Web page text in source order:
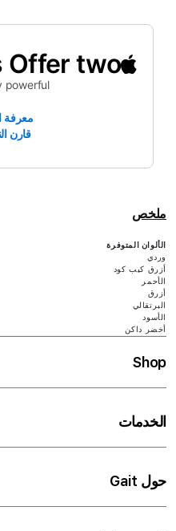
Offer two
powerful.
معرفة
قارن
ملخص
الألوان المتوفرة
وردي
أزرق كيب كود
الأحمر
أزرق
البرتقالي
الأسود
أخضر داكن
Shop
الخدمات
حول Gait